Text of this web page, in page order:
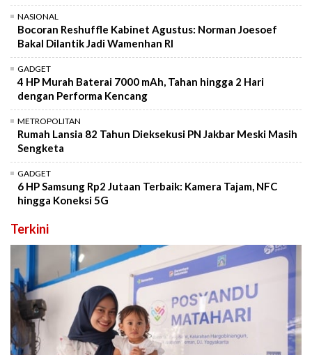
NASIONAL
Bocoran Reshuffle Kabinet Agustus: Norman Joesoef
Bakal Dilantik Jadi Wamenhan RI
GADGET
4 HP Murah Baterai 7000 mAh, Tahan hingga 2 Hari
dengan Performa Kencang
METROPOLITAN
Rumah Lansia 82 Tahun Dieksekusi PN Jakbar Meski Masih
Sengketa
GADGET
6 HP Samsung Rp2 Jutaan Terbaik: Kamera Tajam, NFC
hingga Koneksi 5G
Terkini